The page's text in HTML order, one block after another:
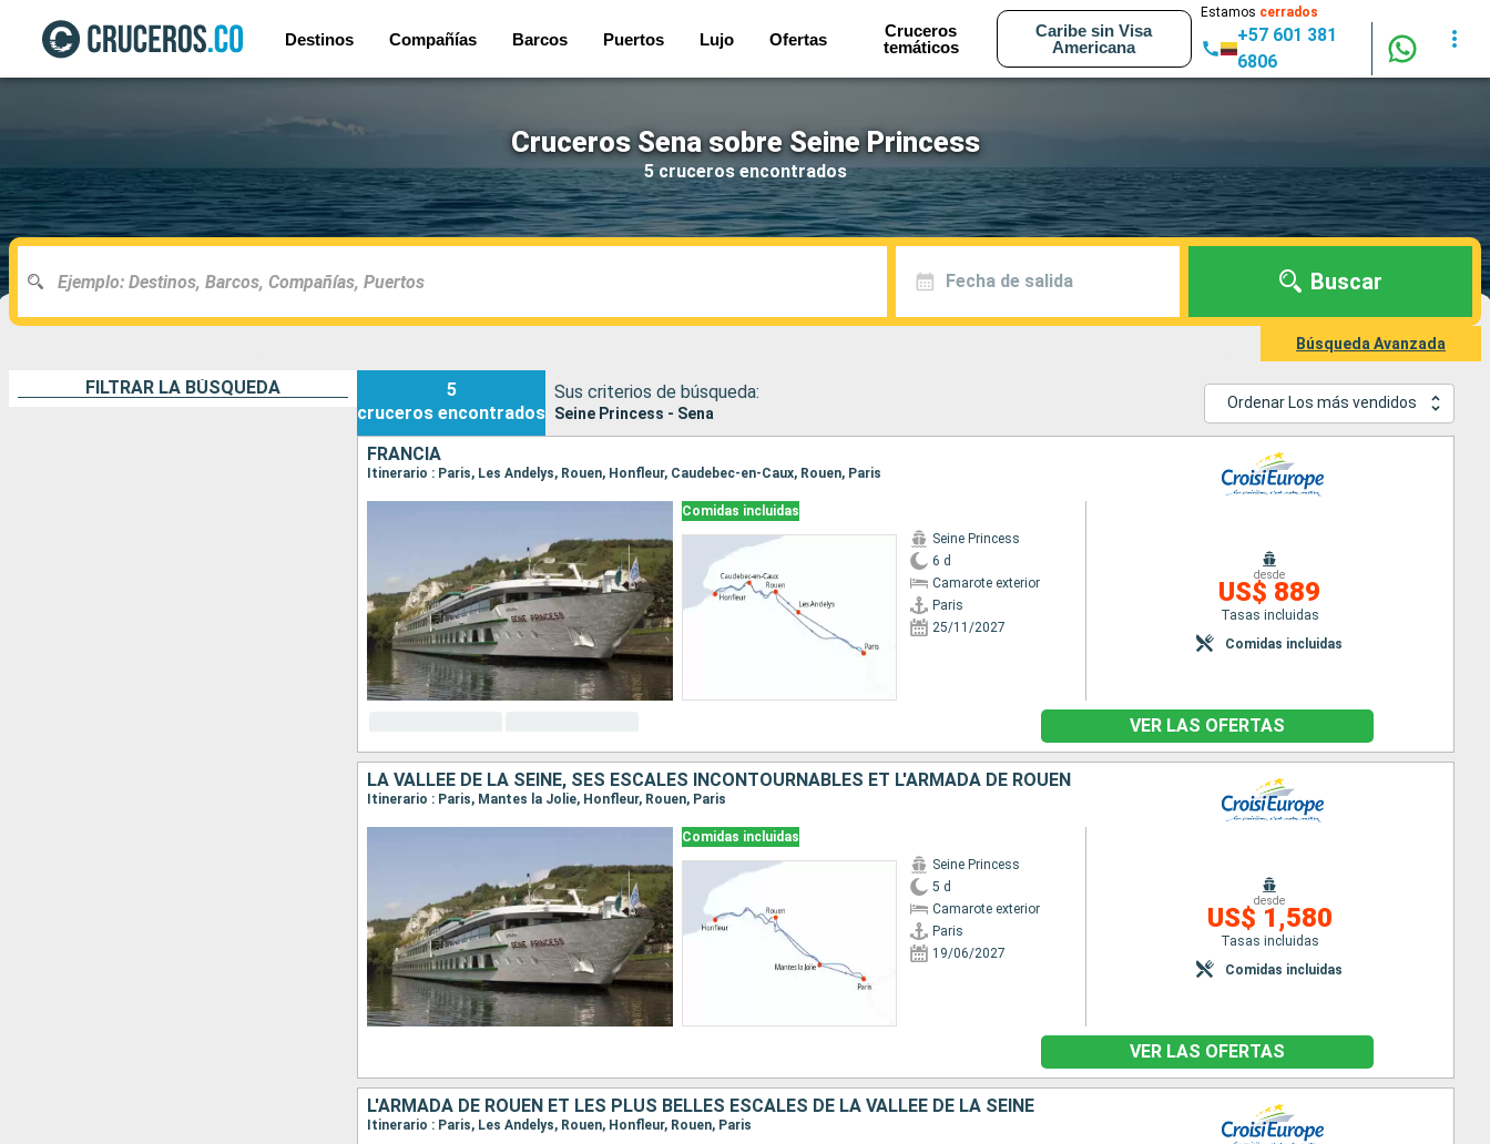
Destinos Compañías Barcos Puertos Lujo Ofertas
Cruceros
temáticos
Caribe sin Visa
Americana
Estamos cerrados
+57 601 381
6806
Cruceros Sena sobre Seine Princess
5 cruceros encontrados
Fecha de salida Buscar
Búsqueda Avanzada
FILTRAR LA BÚSQUEDA
5
cruceros encontrados
Sus criterios de búsqueda:
Seine Princess - Sena
Ordenar Los más vendidos
FRANCIA
Itinerario : Paris, Les Andelys, Rouen, Honfleur, Caudebec-en-Caux, Rouen, Paris
Comidas incluidas
Seine Princess
6 d
Camarote exterior
Paris
25/11/2027
desde
US$ 889
Tasas incluidas
Comidas incluidas
VER LAS OFERTAS
LA VALLÉE DE LA SEINE, SES ESCALES INCONTOURNABLES ET L'ARMADA DE ROUEN
Itinerario : Paris, Mantes la Jolie, Honfleur, Rouen, Paris
Comidas incluidas
Seine Princess
5 d
Camarote exterior
Paris
19/06/2027
desde
US$ 1,580
Tasas incluidas
Comidas incluidas
VER LAS OFERTAS
L'ARMADA DE ROUEN ET LES PLUS BELLES ESCALES DE LA VALLÉE DE LA SEINE
Itinerario : Paris, Les Andelys, Rouen, Honfleur, Rouen, Paris